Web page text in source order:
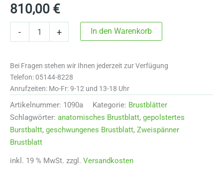
810,00 €
-
Brustblatt
2
Aufhalteringen
1090a
Menge
+ In den Warenkorb
Bei Fragen stehen wir Ihnen jederzeit zur Verfügung
Telefon: 05144-8228
Anrufzeiten: Mo-Fr: 9-12 und 13-18 Uhr
Artikelnummer: 1090a Kategorie: Brustblätter
Schlagwörter: anatomisches Brustblatt, gepolstertes
Burstbaltt, geschwungenes Brustblatt, Zweispänner
Brustblatt
inkl. 19 % MwSt. zzgl. Versandkosten